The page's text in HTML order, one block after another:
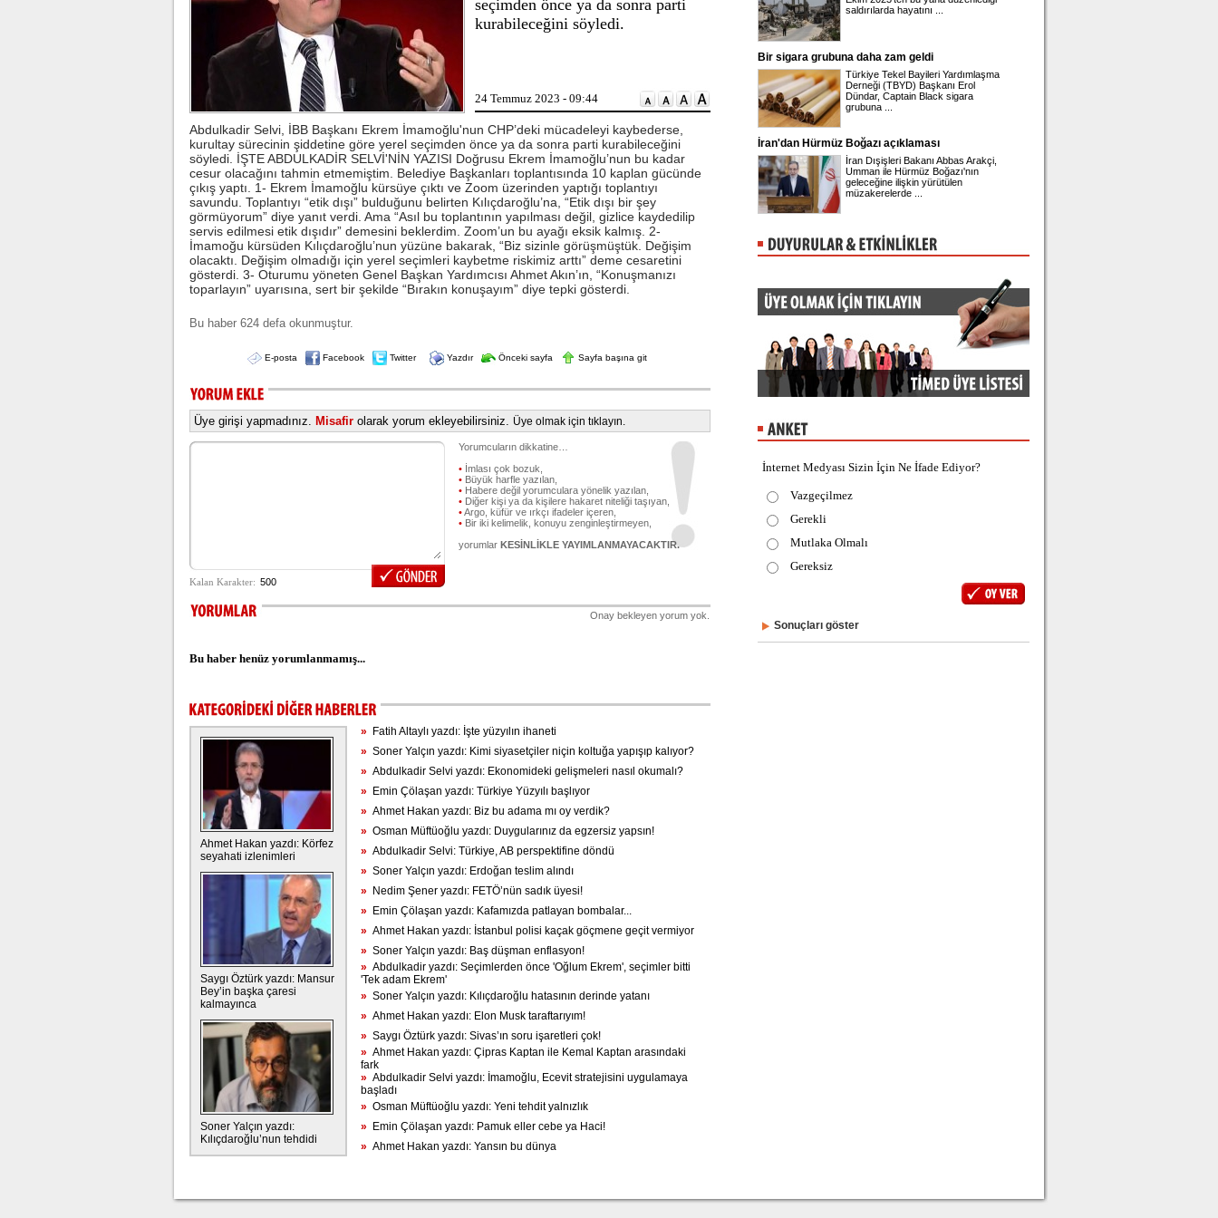
seçimden önce ya da sonra parti
kurabileceğini söyledi.
24 Temmuz 2023 - 09:44
Abdulkadir Selvi, İBB Başkanı Ekrem İmamoğlu'nun CHP’deki mücadeleyi kaybederse,
kurultay sürecinin şiddetine göre yerel seçimden önce ya da sonra parti kurabileceğini
söyledi. İŞTE ABDULKADİR SELVİ'NİN YAZISI Doğrusu Ekrem İmamoğlu’nun bu kadar
cesur olacağını tahmin etmemiştim. Belediye Başkanları toplantısında 10 kaplan gücünde
çıkış yaptı. 1- Ekrem İmamoğlu kürsüye çıktı ve Zoom üzerinden yaptığı toplantıyı
savundu. Toplantıyı “etik dışı” bulduğunu belirten Kılıçdaroğlu’na, “Etik dışı bir şey
görmüyorum” diye yanıt verdi. Ama “Asıl bu toplantının yapılması değil, gizlice kaydedilip
servis edilmesi etik dışıdır” demesini beklerdim. Zoom’un bu ayağı eksik kalmış. 2-
İmamoğu kürsüden Kılıçdaroğlu’nun yüzüne bakarak, “Biz sizinle görüşmüştük. Değişim
olacaktı. Değişim olmadığı için yerel seçimleri kaybetme riskimiz arttı” deme cesaretini
gösterdi. 3- Oturumu yöneten Genel Başkan Yardımcısı Ahmet Akın’ın, “Konuşmanızı
toparlayın” uyarısına, sert bir şekilde “Bırakın konuşayım” diye tepki gösterdi.
Bu haber 624 defa okunmuştur.
E-posta Facebook Twitter Yazdır Önceki sayfa Sayfa başına git
Üye girişi yapmadınız. Misafir olarak yorum ekleyebilirsiniz. Üye olmak için tıklayın.
Yorumcuların dikkatine…
• İmlası çok bozuk,
• Büyük harfle yazılan,
• Habere değil yorumculara yönelik yazılan,
• Diğer kişi ya da kişilere hakaret niteliği taşıyan,
•Argo, küfür ve ırkçı ifadeler içeren,
• Bir iki kelimelik, konuyu zenginleştirmeyen,
yorumlar KESİNLİKLE YAYIMLANMAYACAKTIR.
Onay bekleyen yorum yok.
Bu haber henüz yorumlanmamış...
Ahmet Hakan yazdı: Körfez
seyahati izlenimleri
Saygı Öztürk yazdı: Mansur
Bey’in başka çaresi
kalmayınca
Soner Yalçın yazdı:
Kılıçdaroğlu’nun tehdidi
» Fatih Altaylı yazdı: İşte yüzyılın ihaneti
» Soner Yalçın yazdı: Kimi siyasetçiler niçin koltuğa yapışıp kalıyor?
» Abdulkadir Selvi yazdı: Ekonomideki gelişmeleri nasıl okumalı?
» Emin Çölaşan yazdı: Türkiye Yüzyılı başlıyor
» Ahmet Hakan yazdı: Biz bu adama mı oy verdik?
» Osman Müftüoğlu yazdı: Duygularınız da egzersiz yapsın!
» Abdulkadir Selvi: Türkiye, AB perspektifine döndü
» Soner Yalçın yazdı: Erdoğan teslim alındı
» Nedim Şener yazdı: FETÖ’nün sadık üyesi!
» Emin Çölaşan yazdı: Kafamızda patlayan bombalar...
» Ahmet Hakan yazdı: İstanbul polisi kaçak göçmene geçit vermiyor
» Soner Yalçın yazdı: Baş düşman enflasyon!
» Abdulkadir yazdı: Seçimlerden önce 'Oğlum Ekrem', seçimler bitti
'Tek adam Ekrem'
» Soner Yalçın yazdı: Kılıçdaroğlu hatasının derinde yatanı
» Ahmet Hakan yazdı: Elon Musk taraftarıyım!
» Saygı Öztürk yazdı: Sivas’ın soru işaretleri çok!
» Ahmet Hakan yazdı: Çipras Kaptan ile Kemal Kaptan arasındaki
fark
» Abdulkadir Selvi yazdı: İmamoğlu, Ecevit stratejisini uygulamaya
başladı
» Osman Müftüoğlu yazdı: Yeni tehdit yalnızlık
» Emin Çölaşan yazdı: Pamuk eller cebe ya Haci!
» Ahmet Hakan yazdı: Yansın bu dünya
ligaman yaralanması tespit edildiğini
duyurdu.
ziyareti yaptı. Kılıçdaroğlu'na parti
yöneticileri eşlik etti.
Oğuzhan Uğur adliyeye sevk edildi
İstanbul Emniyet Müdürlüğü Mali
Suçlarla Mücadele Şube Müdürlüğü
ekiplerince Ahbap Derneği'nin ...
saldırılarda hayatını ...
Bir sigara grubuna daha zam geldi
Türkiye Tekel Bayileri Yardımlaşma
Derneği (TBYD) Başkanı Erol
Dündar, Captain Black sigara
grubuna ...
İran'dan Hürmüz Boğazı açıklaması
İran Dışişleri Bakanı Abbas Arakçi,
Umman ile Hürmüz Boğazı'nın
geleceğine ilişkin yürütülen
müzakerelerde ...
İnternet Medyası Sizin İçin Ne İfade Ediyor?
Vazgeçilmez
Gerekli
Mutlaka Olmalı
Gereksiz
Sonuçları göster